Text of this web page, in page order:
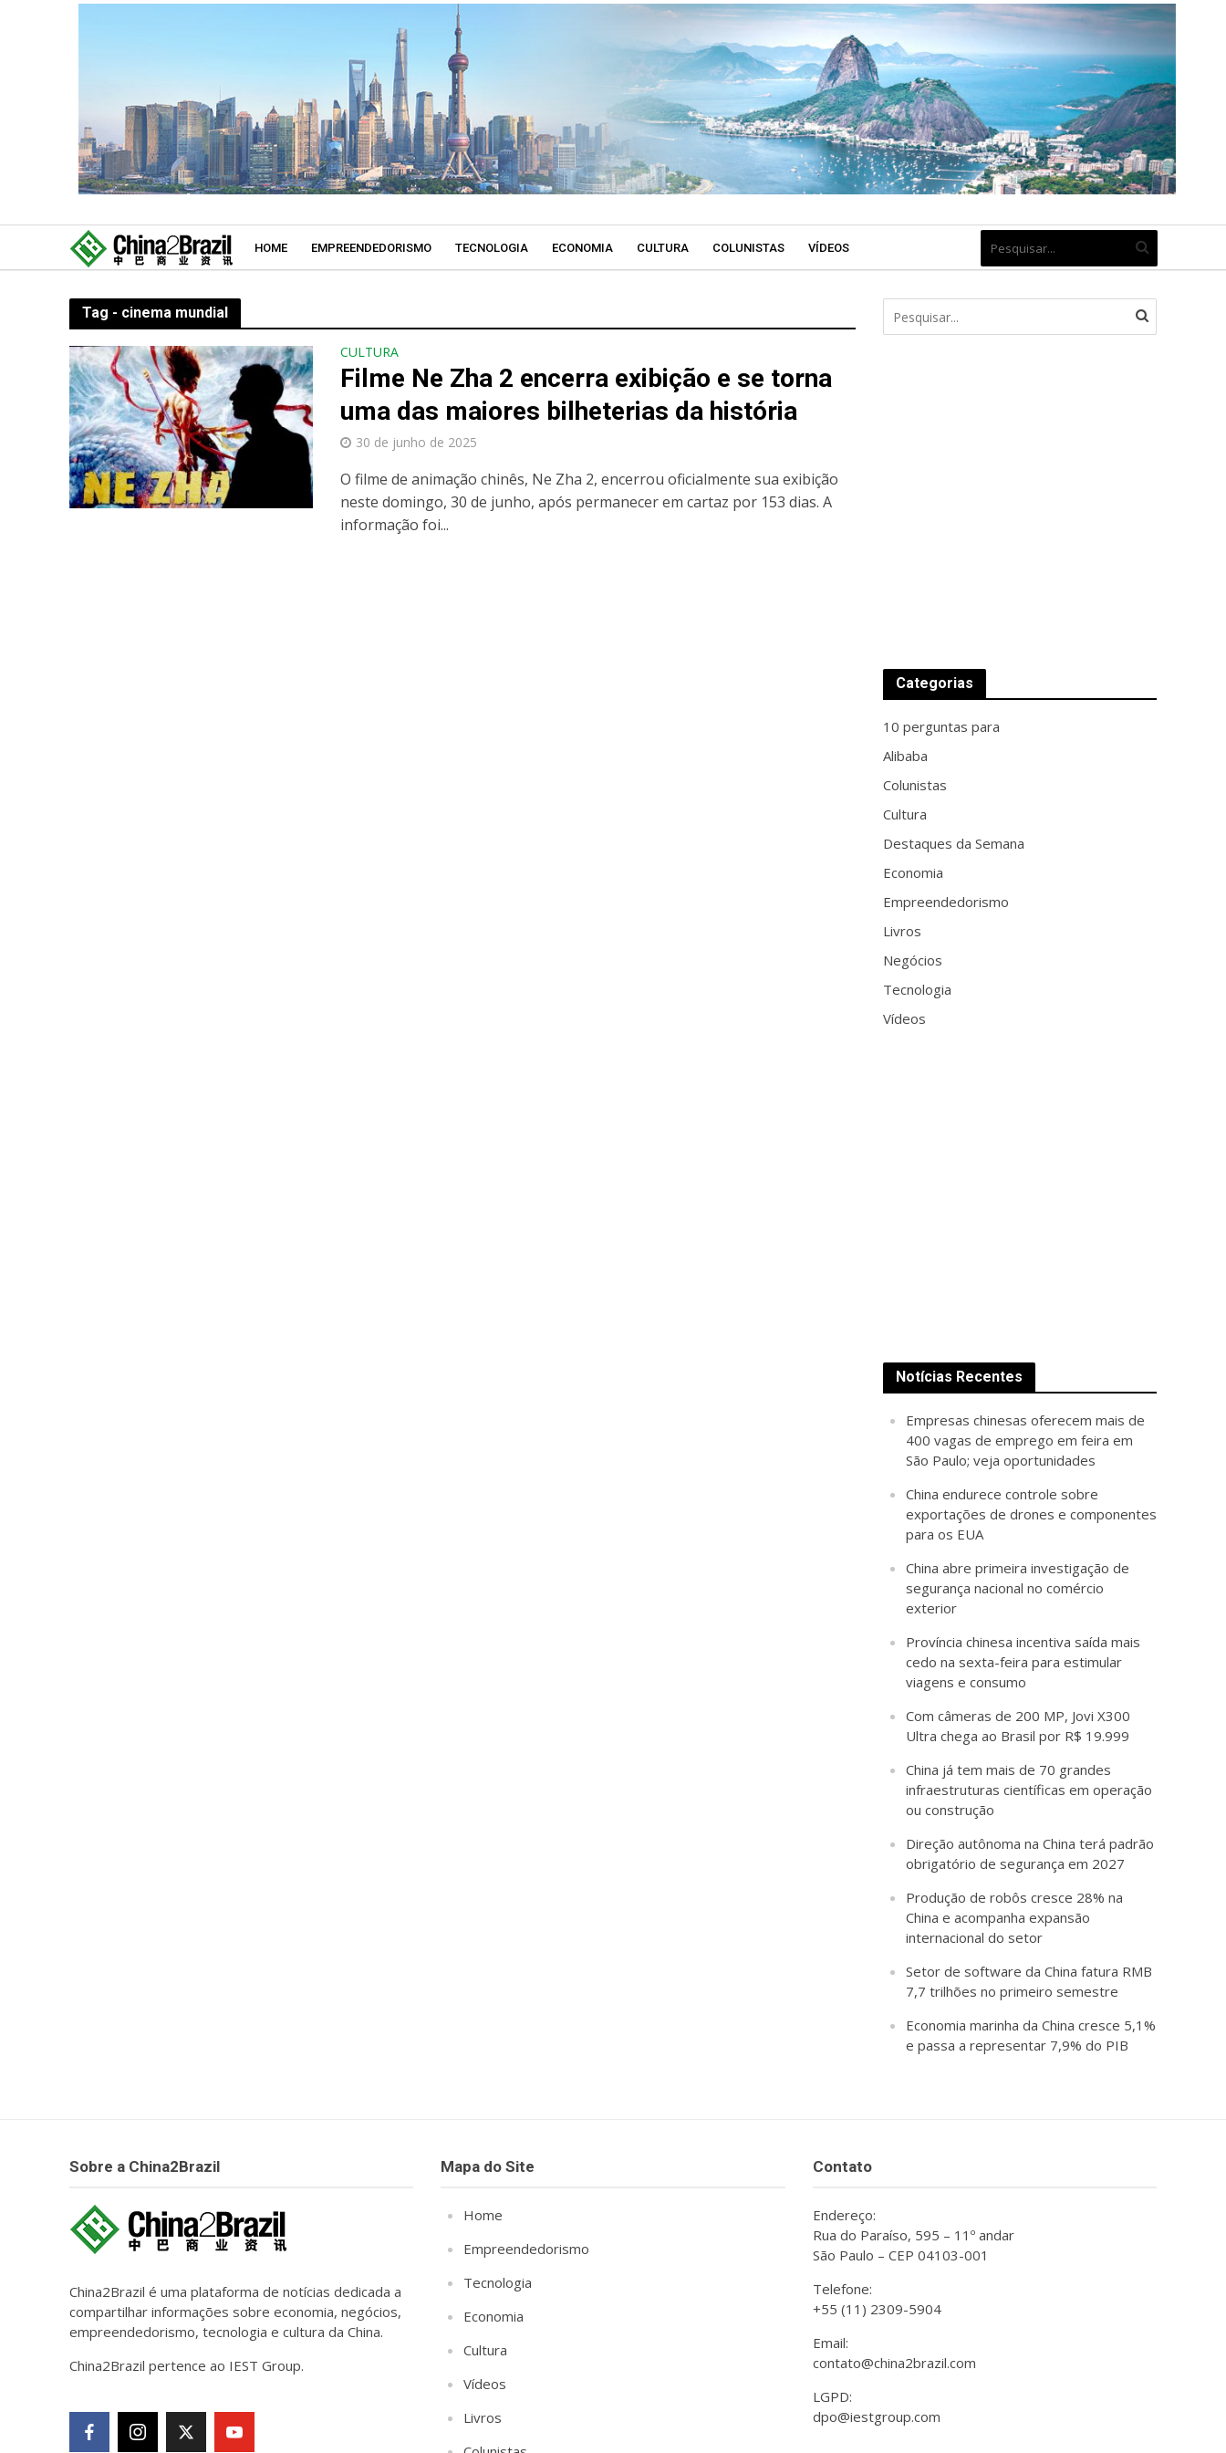
HOME EMPREENDEDORISMO TECNOLOGIA ECONOMIA CULTURA COLUNISTAS VÍDEOS
Tag - cinema mundial
CULTURA
Filme Ne Zha 2 encerra exibição e se torna
uma das maiores bilheterias da história
30 de junho de 2025
O filme de animação chinês, Ne Zha 2, encerrou oficialmente sua exibição
neste domingo, 30 de junho, após permanecer em cartaz por 153 dias. A
informação foi...
Categorias
10 perguntas para
Alibaba
Colunistas
Cultura
Destaques da Semana
Economia
Empreendedorismo
Livros
Negócios
Tecnologia
Vídeos
Notícias Recentes
Empresas chinesas oferecem mais de
400 vagas de emprego em feira em
São Paulo; veja oportunidades
China endurece controle sobre
exportações de drones e componentes
para os EUA
China abre primeira investigação de
segurança nacional no comércio
exterior
Província chinesa incentiva saída mais
cedo na sexta-feira para estimular
viagens e consumo
Com câmeras de 200 MP, Jovi X300
Ultra chega ao Brasil por R$ 19.999
China já tem mais de 70 grandes
infraestruturas científicas em operação
ou construção
Direção autônoma na China terá padrão
obrigatório de segurança em 2027
Produção de robôs cresce 28% na
China e acompanha expansão
internacional do setor
Setor de software da China fatura RMB
7,7 trilhões no primeiro semestre
Economia marinha da China cresce 5,1%
e passa a representar 7,9% do PIB
Sobre a China2Brazil
China2Brazil é uma plataforma de notícias dedicada a
compartilhar informações sobre economia, negócios,
empreendedorismo, tecnologia e cultura da China.
China2Brazil pertence ao IEST Group.
Mapa do Site
Home
Empreendedorismo
Tecnologia
Economia
Cultura
Vídeos
Livros
Contato
Endereço:
Rua do Paraíso, 595 – 11º andar
São Paulo – CEP 04103-001
Telefone:
+55 (11) 2309-5904
Email:
contato@china2brazil.com
LGPD:
dpo@iestgroup.com